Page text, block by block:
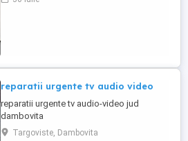
reparatii urgente tv audio video
reparatii urgente tv audio-video jud
dambovita
Targoviste, Dambovita